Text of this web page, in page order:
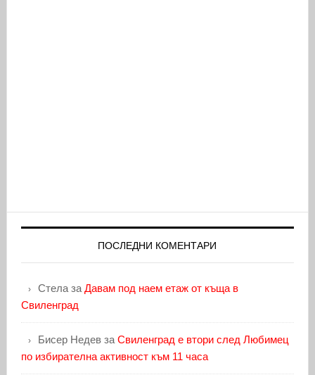
ПОСЛЕДНИ КОМЕНТАРИ
Стелаза Давам под наем етаж от къща в
Свиленград
Бисер Недевза Свиленград е втори след Любимец
по избирателна активност към 11 часа